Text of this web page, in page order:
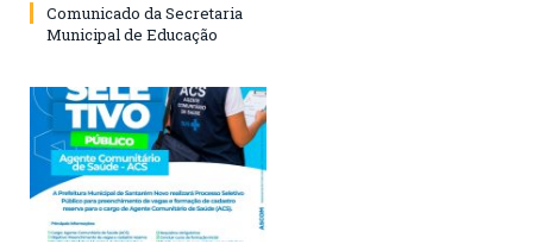
Comunicado da Secretaria
Municipal de Educação